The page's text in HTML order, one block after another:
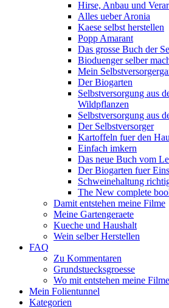
Hirse, Anbau und
Alles ueber Aronia
Kaese selbst herstellen
Popp Amarant
Das grosse Buch der
Bioduenger selber
Mein
Der Biogarten
Selbstversorgung aus
Wildpflanzen
Selbstversorgung aus
Der Selbstversorger
Kartoffeln fuer den
Einfach imkern
Das neue Buch vom
Der Biogarten fuer
Schweinehaltung
The New complete
Damit entstehen meine Filme
Meine Gartengeraete
Kueche und Haushalt
Wein selber Herstellen
FAQ
Zu Kommentaren
Grundstuecksgroesse
Wo mit entstehen meine
Mein Folientunnel
Kategorien